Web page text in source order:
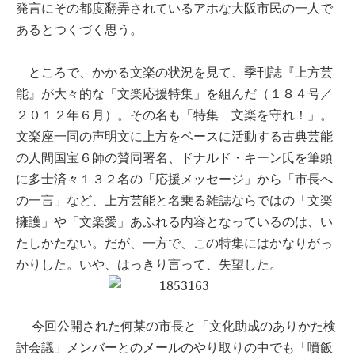
発言にその都度翻弄されているアホな大阪市民の一人で
あるとつくづく思う。
ところで、かかる文楽の状況を見て、季刊誌『上方芸
能』が大々的な「文楽応援特集」を組んだ（１８４号／
２０１２年６月）。その名も「特集 文楽を守れ！」。
文楽座一同の声明文に上方をベースに活動する古典芸能
の人間国宝６師の賛同署名、ドナルド・キーン氏を筆頭
に多士済々１３２名の「応援メッセージ」から「市長へ
の一言」など、上方芸能と名乗る雑誌ならではの「文楽
擁護」や「文楽愛」あふれる内容となっているのは、い
たしかたない。だが、一方で、この特集にはかなりがっ
かりした。いや、はっきり言って、失望した。
今回公開された何某の市長と「文化助成のありかた検
討会議」メンバーとのメールのやり取りの中でも「噴飯